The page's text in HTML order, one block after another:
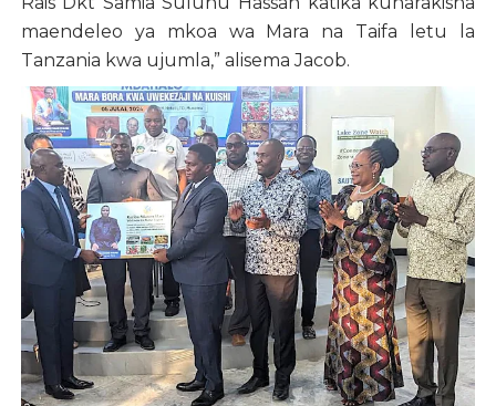
maendeleo ya mkoa wa Mara na Taifa letu la
Tanzania kwa ujumla,” alisema Jacob.